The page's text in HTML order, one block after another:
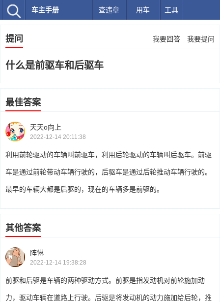
车主手册 查违章 用车 工具
提问 我要回答 我要提问
什么是前驱车和后驱车
最佳答案
天天o向上
2022-12-14 20:11:38
利用前轮驱动的车辆叫前驱车，利用后轮驱动的车辆叫后驱车。前驱
车是通过前轮带动车辆行驶的，后驱车是通过后轮推动车辆行驶的。
最早的车辆大都是后驱的，现在的车辆多是前驱的。
其他答案
阵惏
2022-12-14 19:38:28
前驱和后驱是车辆的两种驱动方式。前驱是指发动机对前轮施加动
力，驱动车辆在道路上行驶。后驱是将发动机的动力施加给后轮，推